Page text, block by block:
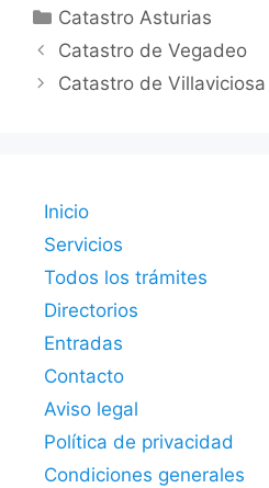
Categorías
Catastro Asturias
Catastro de Vegadeo
Catastro de Villaviciosa
Inicio
Servicios
Todos los trámites
Directorios
Entradas
Contacto
Aviso legal
Política de privacidad
Condiciones generales